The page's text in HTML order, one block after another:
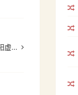
虚...